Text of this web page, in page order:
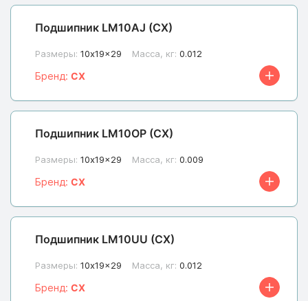
Подшипник LM10AJ (CX)
Размеры: 10x19x29 Масса, кг: 0.012
Бренд: CX
Подшипник LM10OP (CX)
Размеры: 10x19x29 Масса, кг: 0.009
Бренд: CX
Подшипник LM10UU (CX)
Размеры: 10x19x29 Масса, кг: 0.012
Бренд: CX